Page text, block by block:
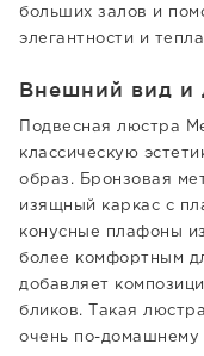
больших залов и
элегантности и
Внешний вид и
Подвесная люстра
классическую
образ. Бронзовая
изящный каркас с
конусные плафоны
более комфортным
добавляет
бликов. Такая
очень по-